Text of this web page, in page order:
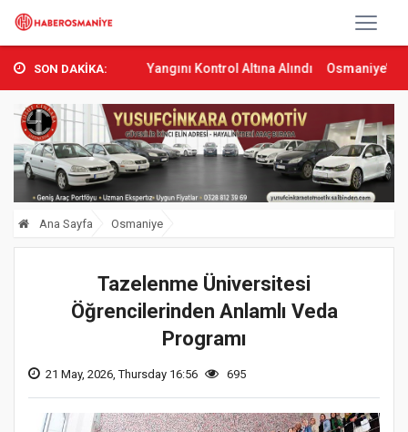
SON DAKİKA:
Orman Yangını Kontrol Altına Alındı Osmaniye’de Tren
Ana Sayfa Osmaniye
Tazelenme Üniversitesi
Öğrencilerinden Anlamlı Veda
Programı
21 May, 2026, Thursday 16:56 695